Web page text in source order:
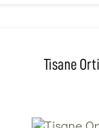
Tisane